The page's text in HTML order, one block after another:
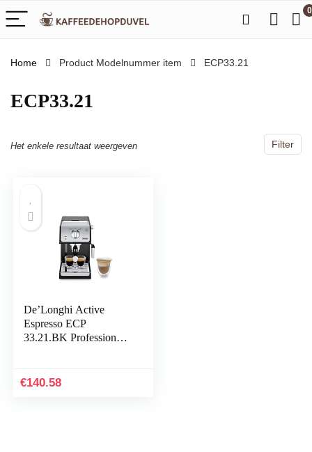
0
Home Product Modelnummer item ‎ECP33.21
‎ECP33.21
Filter
Het enkele resultaat weergeven
De’Longhi Active
Espresso ECP
33.21.BK Professionele
incl. traditioneel
€140.58